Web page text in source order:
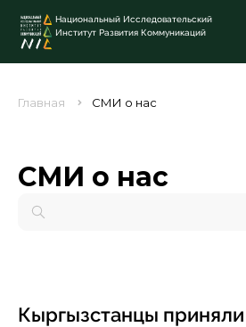
Национальный Исследовательский
Институт Развития Коммуникаций
Главная СМИ о нас
СМИ о нас
Кыргызстанцы приняли